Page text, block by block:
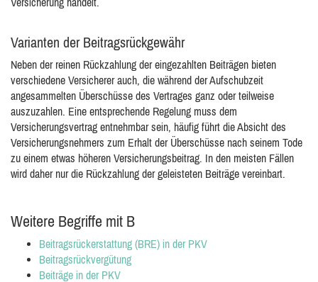
Varianten der Beitragsrückgewähr
Neben der reinen Rückzahlung der eingezahlten Beiträgen bieten
verschiedene Versicherer auch, die während der Aufschubzeit
angesammelten Überschüsse des Vertrages ganz oder teilweise
auszuzahlen. Eine entsprechende Regelung muss dem
Versicherungsvertrag entnehmbar sein, häufig führt die Absicht des
Versicherungsnehmers zum Erhalt der Überschüsse nach seinem Tode
zu einem etwas höheren Versicherungsbeitrag. In den meisten Fällen
wird daher nur die Rückzahlung der geleisteten Beiträge vereinbart.
Weitere Begriffe mit B
Beitragsrückerstattung (BRE) in der PKV
Beitragsrückvergütung
Beiträge in der PKV